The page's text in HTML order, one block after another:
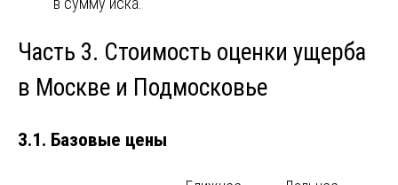
Часть 3. Стоимость оценки ущерба
в Москве и Подмосковье
3.1. Базовые цены